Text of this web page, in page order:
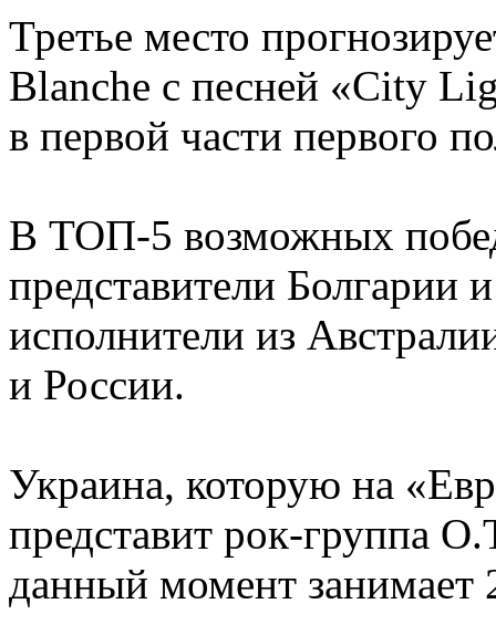
Третье место
Blanche с песней «City
в первой части первого
В ТОП-5 возможных
представители Болгарии
исполнители из
и России.
Украина, которую на
представит рок-группа
данный момент занимает